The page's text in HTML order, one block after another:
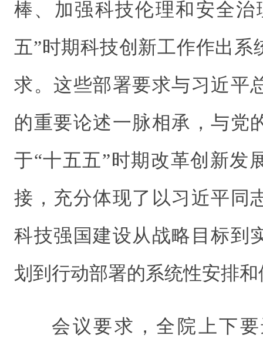
棒、加强科技伦理和安全治
五”时期科技创新工作作出系
求。这些部署要求与习近平
的重要论述一脉相承，与党
于“十五五”时期改革创新发
接，充分体现了以习近平同
科技强国建设从战略目标到
划到行动部署的系统性安排
会议要求，全院上下